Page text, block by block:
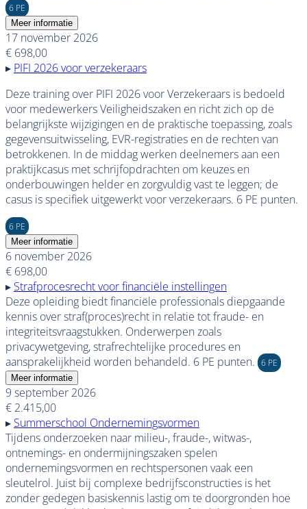
6 PE
Meer informatie
17 november 2026
€ 698,00
▸ PIFI 2026 voor verzekeraars
Deze training over PIFI 2026 voor Verzekeraars is bedoeld
voor medewerkers Veiligheidszaken en richt zich op de
belangrijkste wijzigingen en de praktische toepassing, zoals
gegevensuitwisseling, EVR-registraties en de rechten van
betrokkenen. In de middag werken deelnemers aan een
praktijkcasus met schrijfopdrachten om keuzes en
onderbouwingen helder en zorgvuldig vast te leggen; de
casus is specifiek uitgewerkt voor verzekeraars. 6 PE punten.
6 PE
Meer informatie
6 november 2026
€ 698,00
▸ Strafprocesrecht voor financiële instellingen
Deze opleiding biedt financiële professionals diepgaande
kennis over straf(proces)recht in relatie tot fraude- en
integriteitsvraagstukken. Onderwerpen zoals
privacywetgeving, strafrechtelijke procedures en
aansprakelijkheid worden behandeld. 6 PE punten. 6 PE
Meer informatie
9 september 2026
€ 2.415,00
▸ Summerschool Ondernemingsvormen
Tijdens onderzoeken naar milieu-, fraude-, witwas-,
ontnemings- en ondermijningszaken spelen
ondernemingsvormen en rechtspersonen vaak een
sleutelrol. Juist bij complexe bedrijfsconstructies is het
zonder gedegen basiskennis lastig om te doorgronden hoe